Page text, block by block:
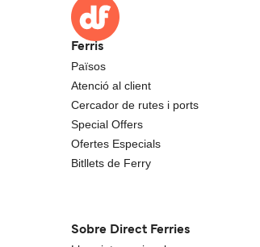
Ferris
Països
Atenció al client
Cercador de rutes i ports
Special Offers
Ofertes Especials
Bitllets de Ferry
Sobre Direct Ferries